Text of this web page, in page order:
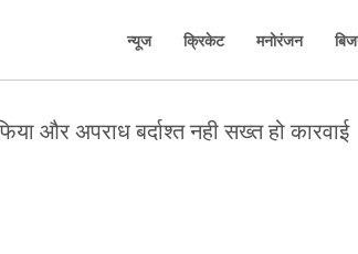
न्यूज क्रिकेट मनोरंजन
और अपराध बर्दाश्त नही सख्त हो कारवाई